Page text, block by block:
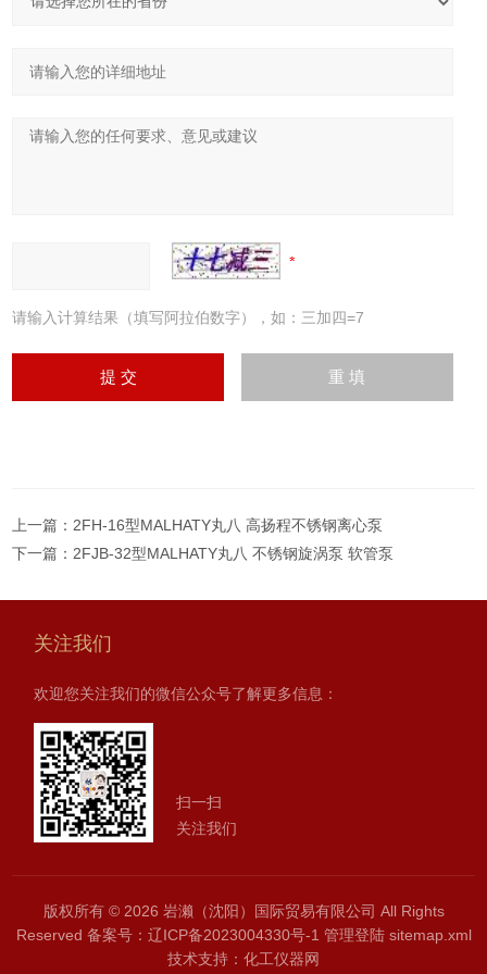
请输入计算结果（填写阿拉伯数字），如：三加四=7
上一篇：2FH-16型MALHATY丸八 高扬程不锈钢离心泵
下一篇：2FJB-32型MALHATY丸八 不锈钢旋涡泵 软管泵
关注我们
欢迎您关注我们的微信公众号了解更多信息：
扫一扫
关注我们
版权所有 © 2026 岩濑（沈阳）国际贸易有限公司 All Rights
Reserved 备案号：辽ICP备2023004330号-1 管理登陆 sitemap.xml
技术支持： 化工仪器网